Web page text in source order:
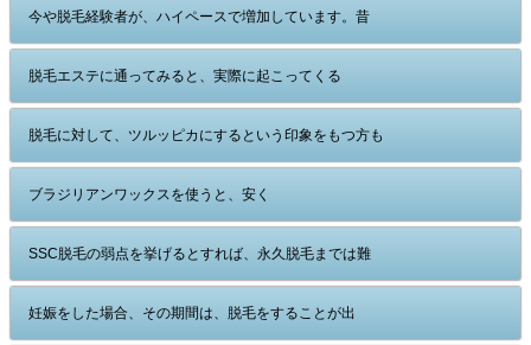
今や脱毛経験者が、ハイペースで増加しています。昔
脱毛エステに通ってみると、実際に起こってくる
脱毛に対して、ツルッピカにするという印象をもつ方も
ブラジリアンワックスを使うと、安く
SSC脱毛の弱点を挙げるとすれば、永久脱毛までは難
妊娠をした場合、その期間は、脱毛をすることが出